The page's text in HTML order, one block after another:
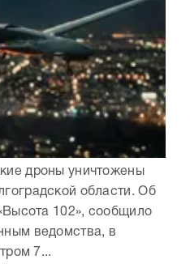
дроны уничтожены
области. Об
102», сообщило
ведомства, в
7...